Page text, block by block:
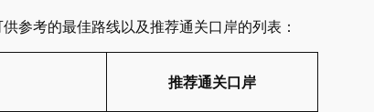
参考的最佳路线以及推荐通关口岸的列表：
推荐通关口岸